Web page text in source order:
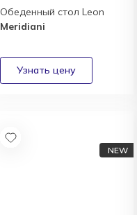
Обеденный стол Leon
Meridiani